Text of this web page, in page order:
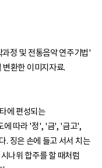
정 및 전통음악 연주기법'
환한 이미지자료.
에 편성되는
에 따라 '정', '금', '금고',
. 징은 손에 들고 서서 치는
나위 합주를 할 때처럼